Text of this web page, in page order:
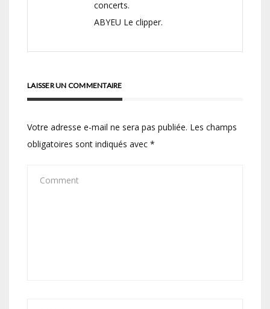
concerts.
ABYEU Le clipper.
LAISSER UN COMMENTAIRE
Votre adresse e-mail ne sera pas publiée. Les champs
obligatoires sont indiqués avec *